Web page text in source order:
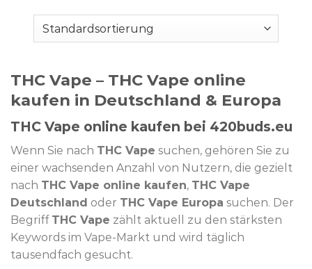
THC Vape – THC Vape online
kaufen in Deutschland & Europa
THC Vape online kaufen bei 420buds.eu
Wenn Sie nach THC Vape suchen, gehören Sie zu
einer wachsenden Anzahl von Nutzern, die gezielt
nach THC Vape online kaufen, THC Vape
Deutschland oder THC Vape Europa suchen. Der
Begriff THC Vape zählt aktuell zu den stärksten
Keywords im Vape-Markt und wird täglich
tausendfach gesucht.